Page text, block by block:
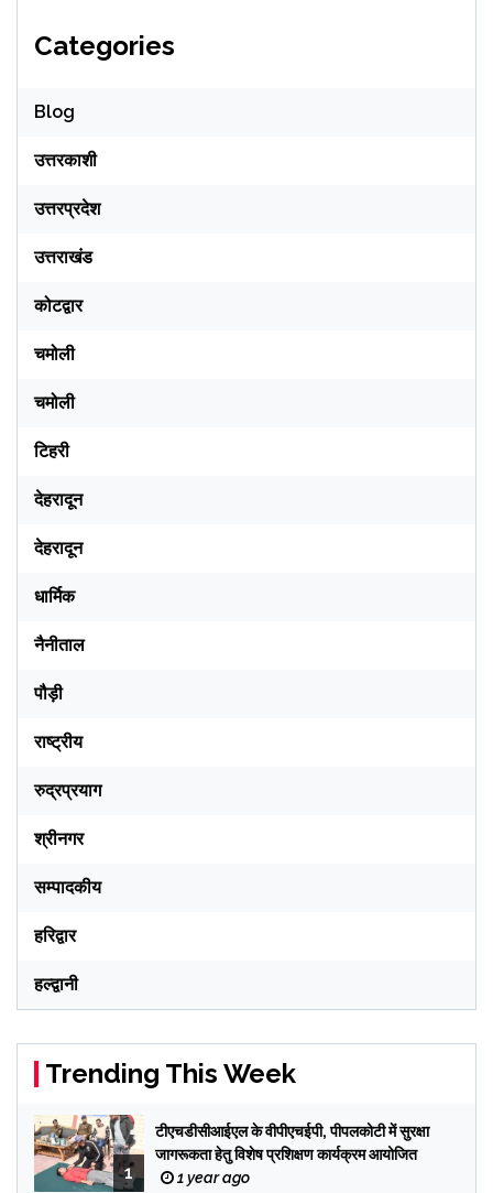
Categories
Blog
उत्तरकाशी
उत्तरप्रदेश
उत्तराखंड
कोटद्वार
चमोली
चमोली
टिहरी
देहरादून
देहरादून
धार्मिक
नैनीताल
पौड़ी
राष्ट्रीय
रुद्रप्रयाग
श्रीनगर
सम्पादकीय
हरिद्वार
हल्द्वानी
Trending This Week
1
टीएचडीसीआईएल के वीपीएचईपी, पीपलकोटी में सुरक्षा
जागरूकता हेतु विशेष प्रशिक्षण कार्यक्रम आयोजित
1 year ago